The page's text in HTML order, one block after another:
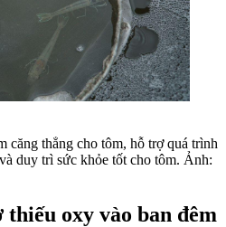
căng thẳng cho tôm, hỗ trợ quá trình
duy trì sức khỏe tốt cho tôm. Ảnh:
oxy vào ban đêm